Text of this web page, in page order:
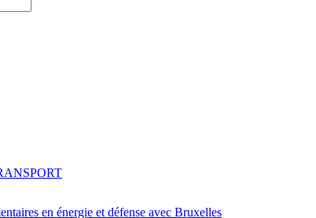
en énergie et défense avec Bruxelles